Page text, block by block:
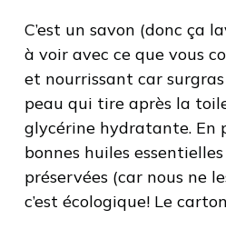
C’est un savon (donc ça
à voir avec ce que vous
et nourrissant car
peau qui tire après la
glycérine hydratante. En
bonnes huiles
préservées (car nous ne
c’est écologique! Le